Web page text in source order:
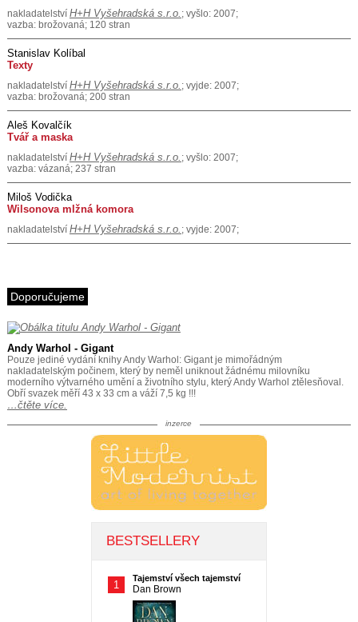
nakladatelství H+H Vyšehradská s.r.o. ; vyšlo: 2007;
vazba: brožovaná; 120 stran
Stanislav Kolíbal
Texty
nakladatelství H+H Vyšehradská s.r.o. ; vyjde: 2007;
vazba: brožovaná; 200 stran
Aleš Kovalčík
Tvář a maska
nakladatelství H+H Vyšehradská s.r.o. ; vyšlo: 2007;
vazba: vázaná; 237 stran
Miloš Vodička
Wilsonova mlžná komora
nakladatelství H+H Vyšehradská s.r.o. ; vyjde: 2007;
Doporučujeme
Andy Warhol - Gigant
Pouze jediné vydání knihy Andy Warhol: Gigant je mimořádným
nakladatelským počinem, který by neměl uniknout žádnému milovníku
moderního výtvarného umění a životního stylu, který Andy Warhol ztělesňoval.
Obří svazek měří 43 x 33 cm a váží 7,5 kg !!!
…čtěte více.
inzerce